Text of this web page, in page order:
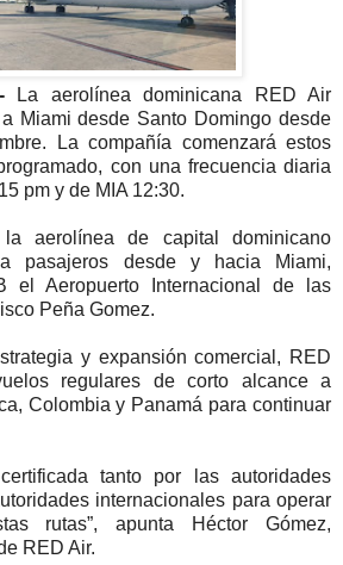
La aerolínea dominicana RED Air
Miami desde Santo Domingo desde
La compañía comenzará estos
con una frecuencia diaria
pm y de MIA 12:30.
aerolínea de capital dominicano
pasajeros desde y hacia Miami,
el Aeropuerto Internacional de las
Peña Gomez.
y expansión comercial, RED
regulares de corto alcance a
Colombia y Panamá para continuar
tanto por las autoridades
internacionales para operar
rutas”, apunta Héctor Gómez,
RED Air.